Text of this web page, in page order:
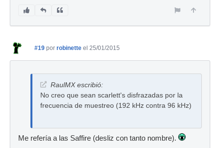
#19 por robinette el 25/01/2015
RaulMX escribió:
No creo que sean scarlett's disfrazadas por la
frecuencia de muestreo (192 kHz contra 96 kHz)
Me refería a las Saffire (desliz con tanto nombre).